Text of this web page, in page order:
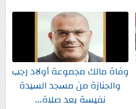
وفاة مالك مجموعة أولاد رجب
والجنازة من مسجد السيدة
نفيسة بعد صلاة...